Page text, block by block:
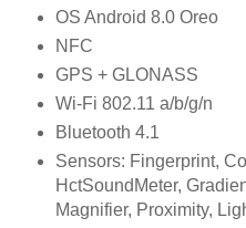
OS Android 8.0 Oreo
NFC
GPS + GLONASS
Wi-Fi 802.11 a/b/g/n
Bluetooth 4.1
Sensors: Fingerprint,
HctSoundMeter,
Magnifier, Proximity,